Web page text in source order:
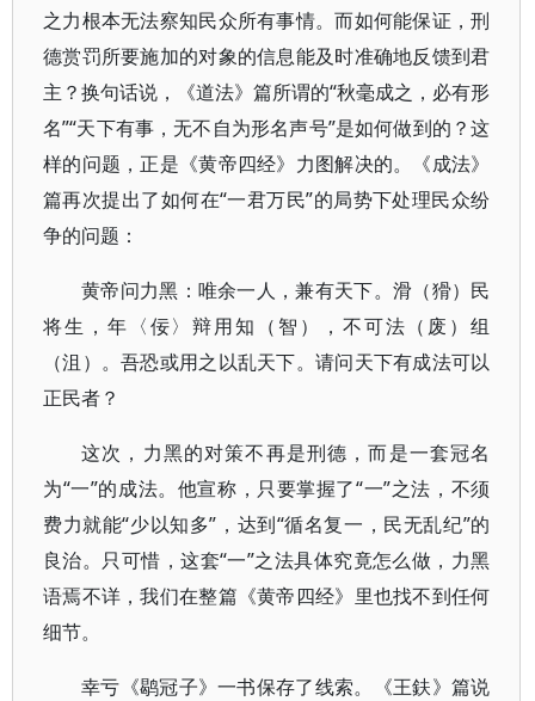
之力根本无法察知民众所有事情。而如何能保证，刑
德赏罚所要施加的对象的信息能及时准确地反馈到君
主？换句话说，《道法》篇所谓的“秋毫成之，必有形
名”“天下有事，无不自为形名声号”是如何做到的？这
样的问题，正是《黄帝四经》力图解决的。《成法》
篇再次提出了如何在“一君万民”的局势下处理民众纷
争的问题：
黄帝问力黑：唯余一人，兼有天下。滑（猾）民
将生，年〈佞〉辩用知（智），不可法（废）组
（沮）。吾恐或用之以乱天下。请问天下有成法可以
正民者？
这次，力黑的对策不再是刑德，而是一套冠名
为“一”的成法。他宣称，只要掌握了“一”之法，不须
费力就能“少以知多”，达到“循名复一，民无乱纪”的
良治。只可惜，这套“一”之法具体究竟怎么做，力黑
语焉不详，我们在整篇《黄帝四经》里也找不到任何
细节。
幸亏《鹖冠子》一书保存了线索。《王鈇》篇说